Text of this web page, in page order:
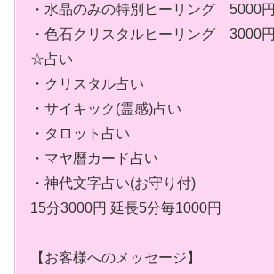
・水晶のみの特別ヒーリング 5000円
・色石クリスタルヒーリング 3000円
☆占い
・クリスタル占い
・サイキック(霊感)占い
・タロット占い
・マヤ暦カード占い
・神代文字占い(お守り付)
15分3000円 延長5分毎1000円
【お客様へのメッセージ】